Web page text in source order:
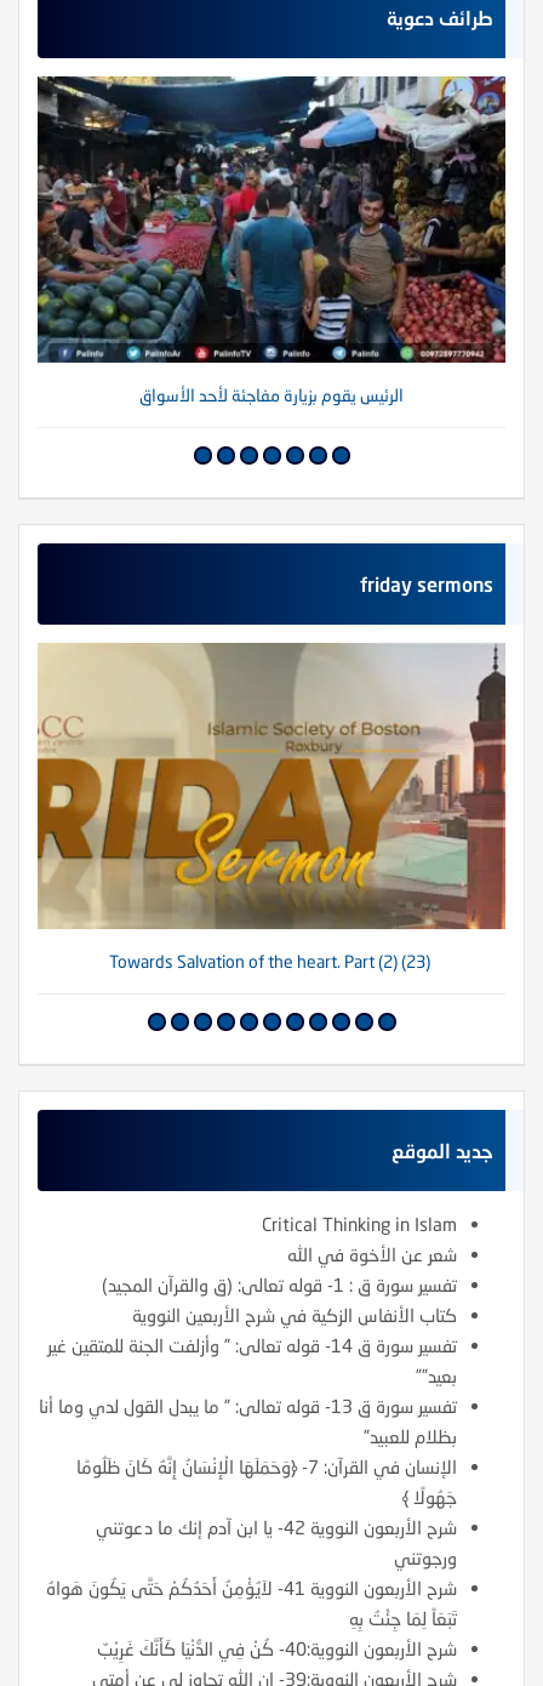
طرائف دعوية
الرئيس يقوم بزيارة مفاجئة لأحد الأسواق
friday sermons
(23) Towards Salvation of the heart. Part (2)
جديد الموقع
Critical Thinking in Islam
شعر عن الأخوة في الله
تفسير سورة ق : 1- قوله تعالى: (ق والقرآن المجيد)
كتاب الأنفاس الزكية في شرح الأربعين النووية
تفسير سورة ق 14- قوله تعالى: ” وأزلفت الجنة للمتقين غير
بعيد””
تفسير سورة ق 13- قوله تعالى: ” ما يبدل القول لدي وما أنا
بظلام للعبيد”
الإنسان في القرآن: 7- ﴿وَحَمَلَهَا الْإِنْسَانُ إِنَّهُ كَانَ ظَلُومًا
جَهُولًا ﴾
شرح الأربعون النووية 42- يا ابن آدم إنك ما دعوتني
ورجوتني
شرح الأربعون النووية 41- لاَيُؤْمِنُ أَحَدُكُمْ حَتَّى يَكُونَ هَواهُ
تَبَعَاً لِمَا جِئْتُ بِهِ
شرح الأربعون النووية:40- كُنْ فِي الدُّنْيَا كَأَنَّكَ غَرِيْبٌ
شرح الأربعون النووية:39- إن الله تجاوز لي عن أمتي